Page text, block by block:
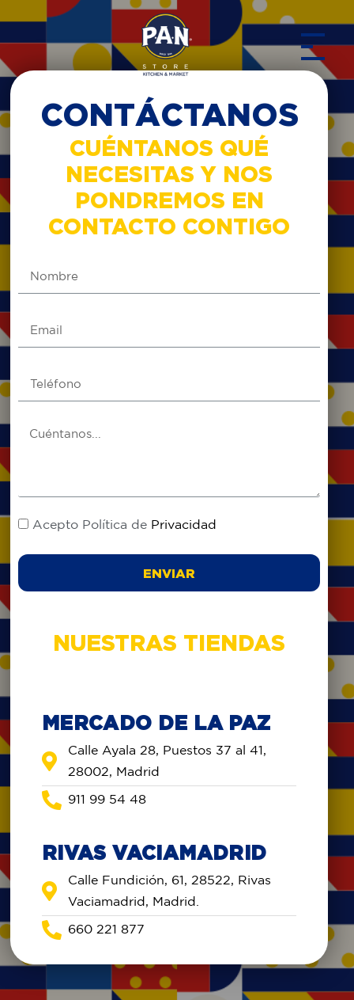
CONTÁCTANOS
CUÉNTANOS QUÉ
NECESITAS Y NOS
PONDREMOS EN
CONTACTO CONTIGO
Acepto Política de Privacidad
ENVIAR
NUESTRAS TIENDAS
MERCADO DE LA PAZ
Calle Ayala 28, Puestos 37 al 41,
28002, Madrid
911 99 54 48
RIVAS VACIAMADRID
Calle Fundición, 61, 28522, Rivas
Vaciamadrid, Madrid.
660 221 877